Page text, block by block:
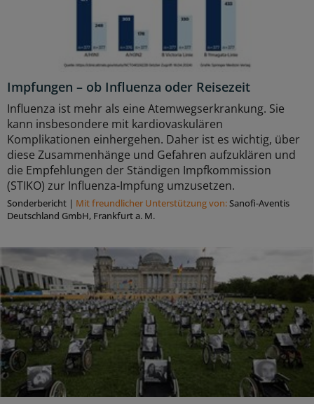
Impfungen – ob Influenza oder Reisezeit
Influenza ist mehr als eine Atemwegserkrankung. Sie
kann insbesondere mit kardiovaskulären
Komplikationen einhergehen. Daher ist es wichtig, über
diese Zusammenhänge und Gefahren aufzuklären und
die Empfehlungen der Ständigen Impfkommission
(STIKO) zur Influenza-Impfung umzusetzen.
Sonderbericht | Mit freundlicher Unterstützung von:Sanofi-Aventis
Deutschland GmbH, Frankfurt a. M.